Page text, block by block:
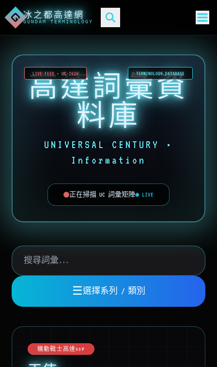
G冰之都高達網
GUNDAM TERMINOLOGY
LIVE FEED • UC-2026 TERMINOLOGY DATABASE
高達詞彙資
料庫
UNIVERSAL CENTURY •
Information
正在掃描 UC 詞彙矩陣◉ LIVE
☰選擇系列 / 類別
機動戰士高達00P